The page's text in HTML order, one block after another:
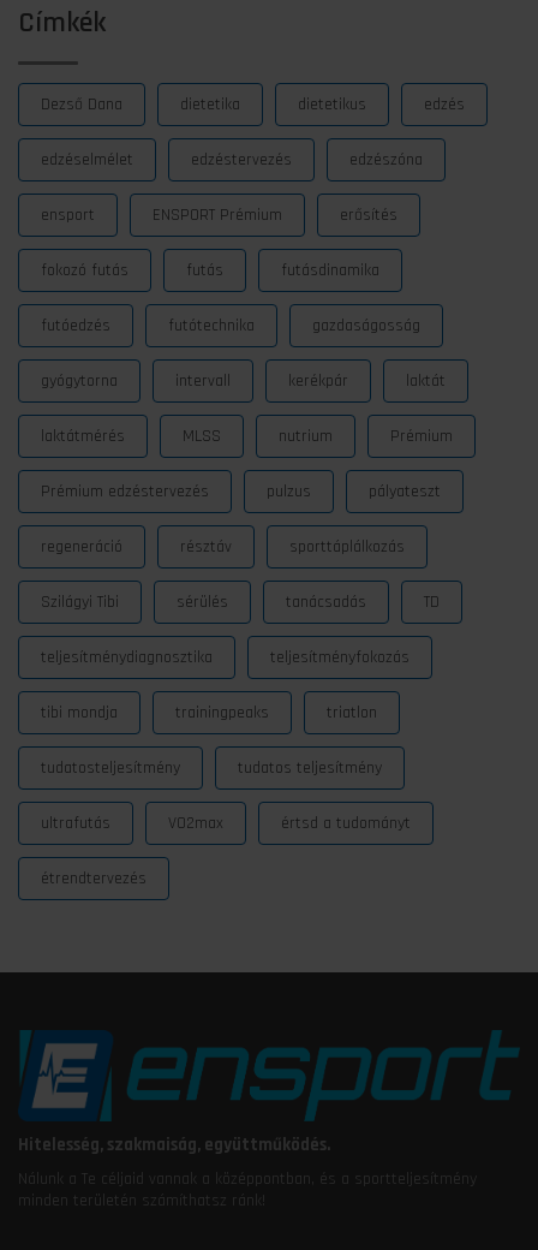
Címkék
Dezső Dana dietetika dietetikus edzés
edzéselmélet edzéstervezés edzészóna
ensport ENSPORT Prémium erősítés
fokozó futás futás futásdinamika
futóedzés futótechnika gazdaságosság
gyógytorna intervall kerékpár laktát
laktátmérés MLSS nutrium Prémium
Prémium edzéstervezés pulzus pályateszt
regeneráció résztáv sporttáplálkozás
Szilágyi Tibi sérülés tanácsadás TD
teljesítménydiagnosztika teljesítményfokozás
tibi mondja trainingpeaks triatlon
tudatosteljesítmény tudatos teljesítmény
ultrafutás VO2max értsd a tudományt
étrendtervezés
Hitelesség, szakmaiság, együttműködés.
Nálunk a Te céljaid vannak a középpontban, és a sportteljesítmény
minden területén számíthatsz ránk!